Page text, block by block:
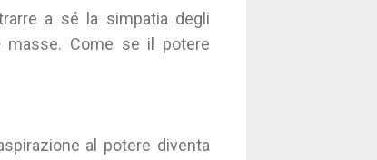
a sé la simpatia degli
masse. Come se il potere
al potere diventa